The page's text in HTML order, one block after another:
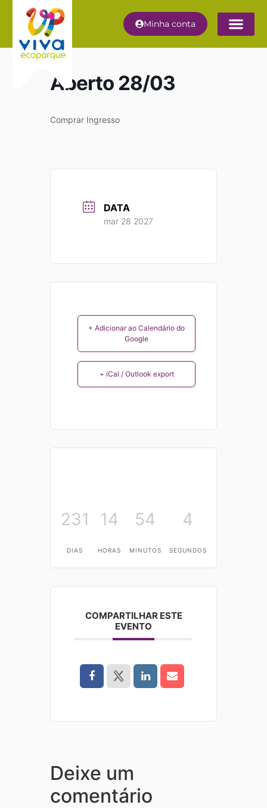
Minha conta
Aberto 28/03
Comprar Ingresso
DATA
mar 28 2027
+ Adicionar ao Calendário do
Google
+ iCal / Outlook export
231
DIAS
14
HORAS
54
MINUTOS
4
SEGUNDOS
COMPARTILHAR ESTE
EVENTO
Deixe um
comentário